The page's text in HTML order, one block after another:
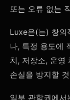
또는 오류 없는
Luxe은(는) 창의
나, 특정 용도에
치, 저장소, 운영
손실을 방지할
일부 관할권에